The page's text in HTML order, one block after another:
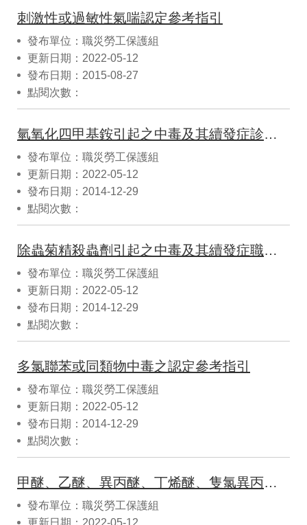
刺激性或過敏性氣喘認定參考指引
發布單位：職災勞工保護組
更新日期：2022-05-12
發布日期：2015-08-27
點閱次數：
氫氧化四甲基銨引起之中毒及其續發症診斷認定參考指引
發布單位：職災勞工保護組
更新日期：2022-05-12
發布日期：2014-12-29
點閱次數：
除蟲菊精殺蟲劑引起之中毒及其續發症職業疾病認定參考指引
發布單位：職災勞工保護組
更新日期：2022-05-12
發布日期：2014-12-29
點閱次數：
多氯聯苯或同類物中毒之認定參考指引
發布單位：職災勞工保護組
更新日期：2022-05-12
發布日期：2014-12-29
點閱次數：
甲醚、乙醚、異丙醚、丁烯醚、隻氯異丙醚引起的職業病之認定參考指引
發布單位：職災勞工保護組
更新日期：2022-05-12